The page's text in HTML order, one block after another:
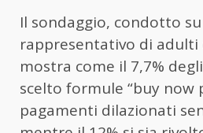
Il sondaggio, condotto
rappresentativo di adulti
mostra come il 7,7%
scelto formule “buy now
pagamenti dilazionati